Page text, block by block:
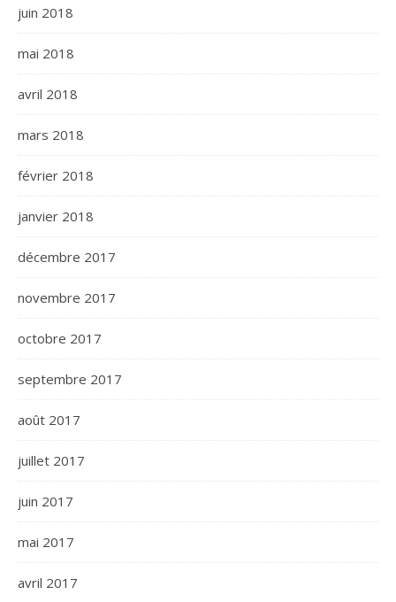
juin 2018
mai 2018
avril 2018
mars 2018
février 2018
janvier 2018
décembre 2017
novembre 2017
octobre 2017
septembre 2017
août 2017
juillet 2017
juin 2017
mai 2017
avril 2017